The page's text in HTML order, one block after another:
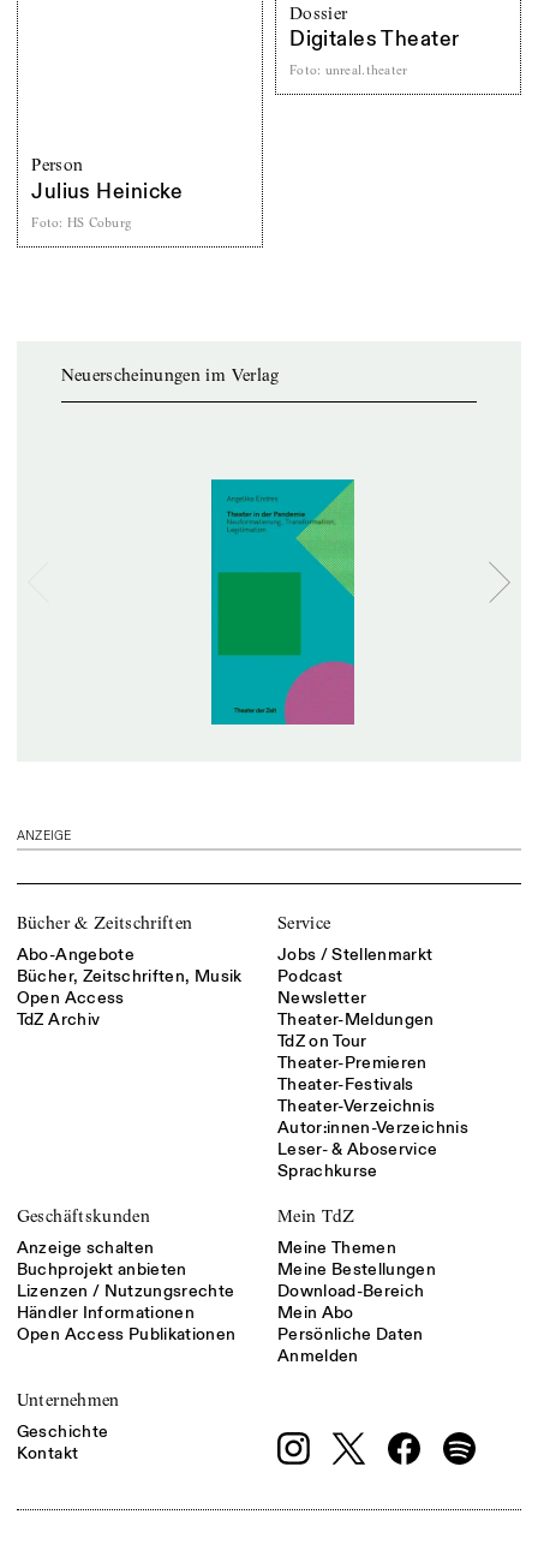
Person
Julius Heinicke
Foto: HS Coburg
Dossier
Digitales Theater
Foto: unreal.theater
Neuerscheinungen im Verlag
ANZEIGE
Bücher & Zeitschriften
Abo-Angebote
Bücher, Zeitschriften, Musik
Open Access
TdZ Archiv
Service
Jobs / Stellenmarkt
Podcast
Newsletter
Theater-Meldungen
TdZ on Tour
Theater-Premieren
Theater-Festivals
Theater-Verzeichnis
Autor:innen-Verzeichnis
Leser- & Aboservice
Sprachkurse
Geschäftskunden
Anzeige schalten
Buchprojekt anbieten
Lizenzen / Nutzungsrechte
Händler Informationen
Open Access Publikationen
Mein TdZ
Meine Themen
Meine Bestellungen
Download-Bereich
Mein Abo
Persönliche Daten
Anmelden
Unternehmen
Geschichte
Kontakt